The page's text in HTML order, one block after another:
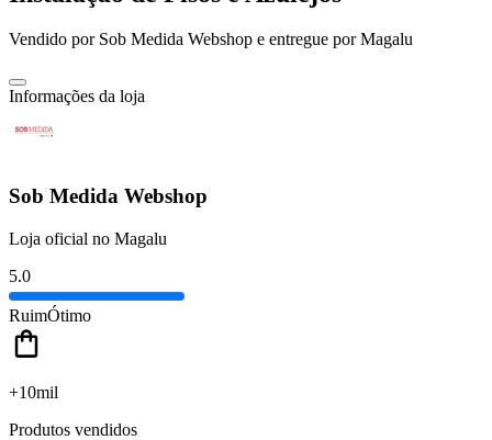
Vendido por Sob Medida Webshop e entregue por Magalu
Informações da loja
Sob Medida Webshop
Loja oficial no Magalu
5.0
RuimÓtimo
+10mil
Produtos vendidos